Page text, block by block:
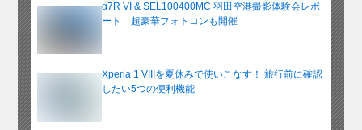
α7R VI & SEL100400MC 羽田空港撮影体験会レポ
ート 超豪華フォトコンも開催
Xperia 1 VIIIを夏休みで使いこなす！ 旅行前に確認
したい5つの便利機能